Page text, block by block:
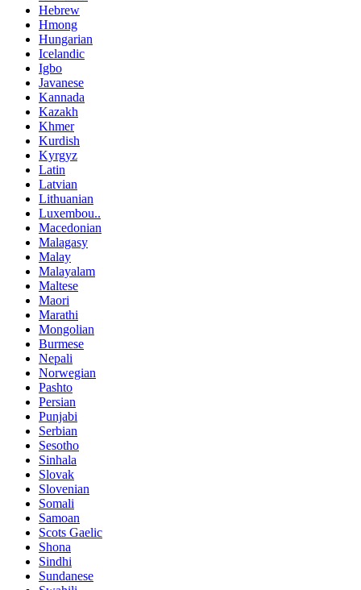
Hebrew
Hmong
Hungarian
Icelandic
Igbo
Javanese
Kannada
Kazakh
Khmer
Kurdish
Kyrgyz
Latin
Latvian
Lithuanian
Luxembou..
Macedonian
Malagasy
Malay
Malayalam
Maltese
Maori
Marathi
Mongolian
Burmese
Nepali
Norwegian
Pashto
Persian
Punjabi
Serbian
Sesotho
Sinhala
Slovak
Slovenian
Somali
Samoan
Scots Gaelic
Shona
Sindhi
Sundanese